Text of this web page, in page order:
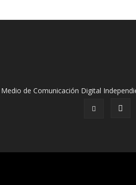
Medio de Comunicación Digital